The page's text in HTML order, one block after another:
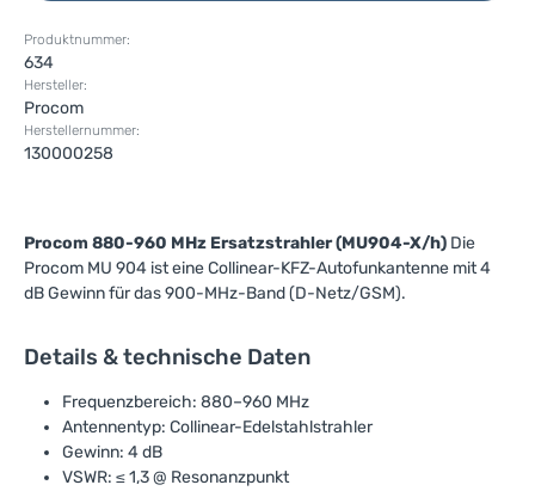
Produktnummer:
634
Hersteller:
Procom
Herstellernummer:
130000258
Procom 880-960 MHz Ersatzstrahler (MU904-X/h) Die
Procom MU 904 ist eine Collinear-KFZ-Autofunkantenne mit 4
dB Gewinn für das 900-MHz-Band (D-Netz/GSM).
Details & technische Daten
Frequenzbereich: 880–960 MHz
Antennentyp: Collinear-Edelstahlstrahler
Gewinn: 4 dB
VSWR: ≤ 1,3 @ Resonanzpunkt